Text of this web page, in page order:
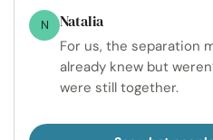
N Natalia
For us, the separation
already knew but
were still together.